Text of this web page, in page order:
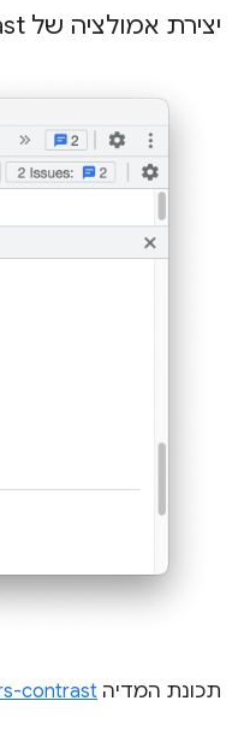
יצירת אמולציה של prefers-contrast לתכונת מדיה של CSS
תכונת המדיה contrast